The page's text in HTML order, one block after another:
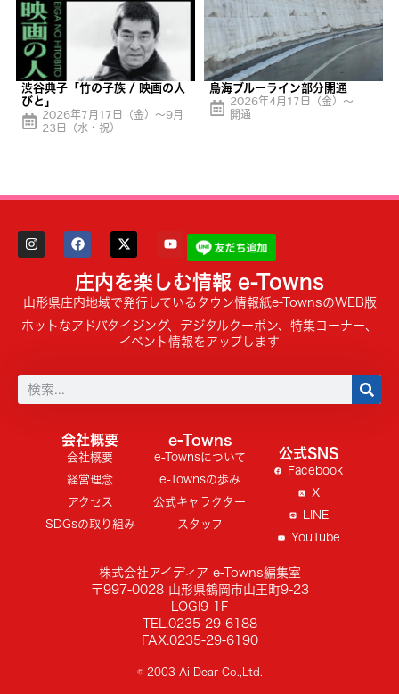
渋谷典子「竹の子族 / 映画の人
びと」
2026年7月17日（金）〜9月
23日（水・祝）
鳥海ブルーライン部分開通
2026年4月17日（金）〜
開通
庄内を楽しむ情報 e-Towns
山形県庄内地域で発行しているタウン情報紙e-TownsのWEB版
ホットなアドバタイジング、デジタルクーポン、特集コーナー、
イベント情報をアップします
会社概要
会社概要
経営理念
アクセス
SDGsの取り組み
e-Towns
e-Townsについて
e-Townsの歩み
公式キャラクター
スタッフ
公式SNS
Facebook
X
LINE
YouTube
株式会社アイディア e-Towns編集室
〒997-0028 山形県鶴岡市山王町9-23
LOGI9 1F
TEL.0235-29-6188
FAX.0235-29-6190
© 2003 Ai-Dear Co.,Ltd.